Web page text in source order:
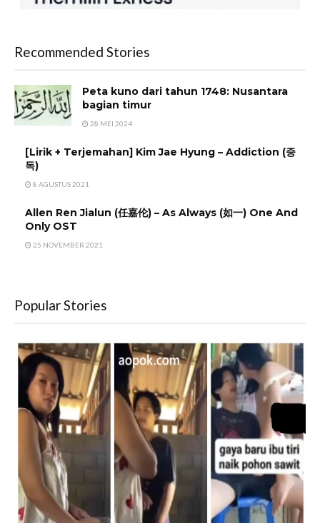
Recommended Stories
Peta kuno dari tahun 1748: Nusantara
bagian timur
28 MEI 2024
[Lirik + Terjemahan] Kim Jae Hyung – Addiction (중
독)
8 AGUSTUS 2021
Allen Ren Jialun (任嘉伦) – As Always (如一) One And
Only OST
25 NOVEMBER 2021
Popular Stories